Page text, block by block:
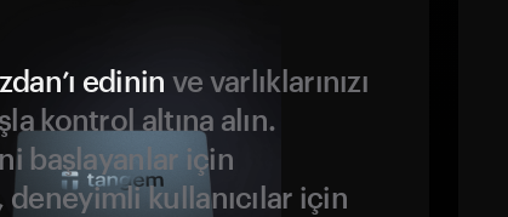
edinin ve varlıklarınızı
kontrol altına alın.
başlayanlar için
kullanıcılar için